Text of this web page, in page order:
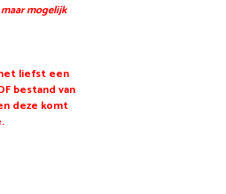
mogelijk
liefst een
bestand van
deze komt